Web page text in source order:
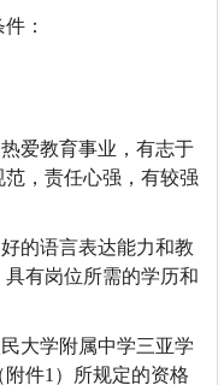
：
爱教育事业，有志于
，责任心强，有较强
的语言表达能力和教
有岗位所需的学历和
大学附属中学三亚学
件1）所规定的资格